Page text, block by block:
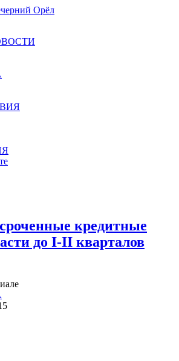
Орёл
кредитные
до I-II кварталов